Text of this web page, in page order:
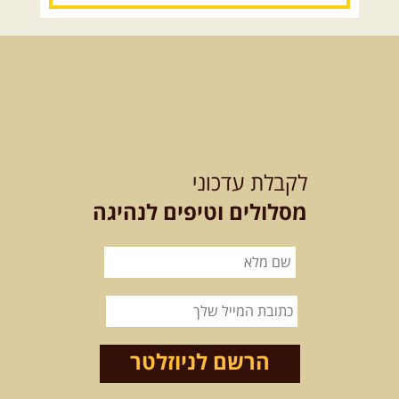
15.08.2026 שבת- חדש! נופי
הגליל ונחל צלמון
נצא מצומת גולנו למסע שטח מרתק
האם אתם מחפשים חוויה מיוחדת
בטבע? מחפשים חוויה שתעניק לכם ...
שישי- ממרומי
הגליל העליון למורדות הירדן
נצא מג'ש שבמורדות הר מירון, נמשיך
לאורך נחל דישון ונעצור ...[המשך]
לקבלת עדכוני
מסלולים וטיפים לנהיגה
הרשם לניוזלטר